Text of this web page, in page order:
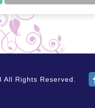
Rights Reserved.